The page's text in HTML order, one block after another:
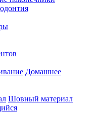
Домашнее
Шовный материал